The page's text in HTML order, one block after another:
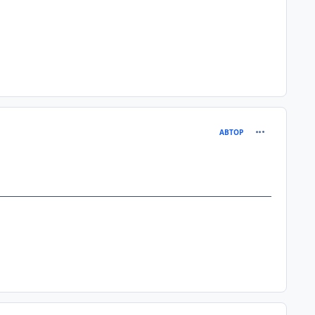
АВТОР